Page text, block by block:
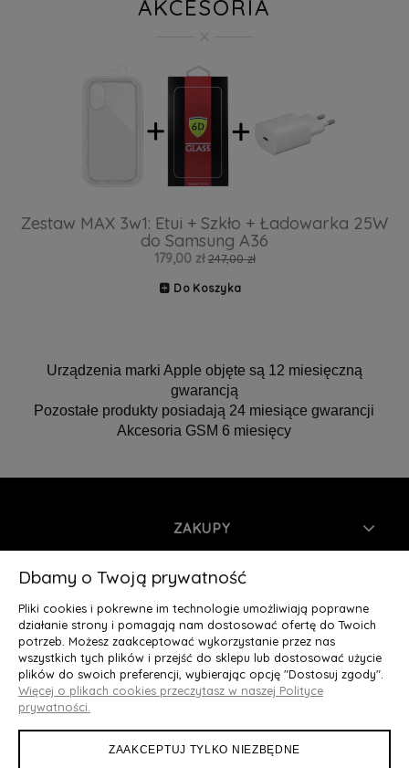
AKCESORIA
Zestaw MAX 3w1: Etui + Szkło + Ładowarka 25W
do Samsung A36
179,00 zł 247,00 zł
Do Koszyka
Urządzenia marki Apple objęte są 12 miesięczną
gwarancją
Pozostałe produkty posiadają 24 miesiące gwarancji
Akcesoria GSM 6 miesięcy
ZAKUPY
INFORMACJE
MOJE KONTO
O NAS
Deluxury.pl
Dbamy o Twoją prywatność
Pliki cookies i pokrewne im technologie umożliwiają poprawne
działanie strony i pomagają nam dostosować ofertę do Twoich
potrzeb. Możesz zaakceptować wykorzystanie przez nas
wszystkich tych plików i przejść do sklepu lub dostosować użycie
plików do swoich preferencji, wybierając opcję "Dostosuj zgody".
Więcej o plikach cookies przeczytasz w naszej Polityce
prywatności.
ZAAKCEPTUJ TYLKO NIEZBĘDNE